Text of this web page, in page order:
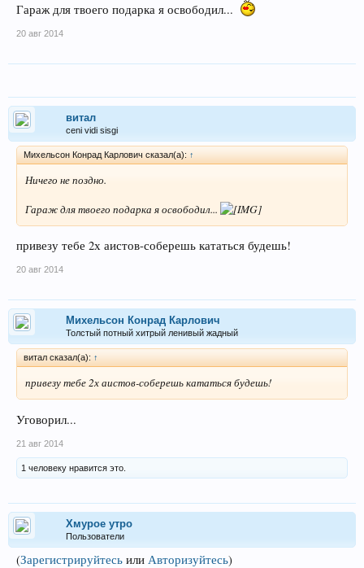
Гараж для твоего подарка я освободил...
20 авг 2014
витал
ceni vidi sisgi
Михельсон Конрад Карлович сказал(а): ↑
Ничего не поздно.
Гараж для твоего подарка я освободил...
привезу тебе 2х аистов-соберешь кататься будешь!
20 авг 2014
Михельсон Конрад Карлович
Толстый потный хитрый ленивый жадный
витал сказал(а): ↑
привезу тебе 2х аистов-соберешь кататься будешь!
Уговорил...
21 авг 2014
1 человеку нравится это.
Хмурое утро
Пользователи
(Зарегистрируйтесь или Авторизуйтесь)